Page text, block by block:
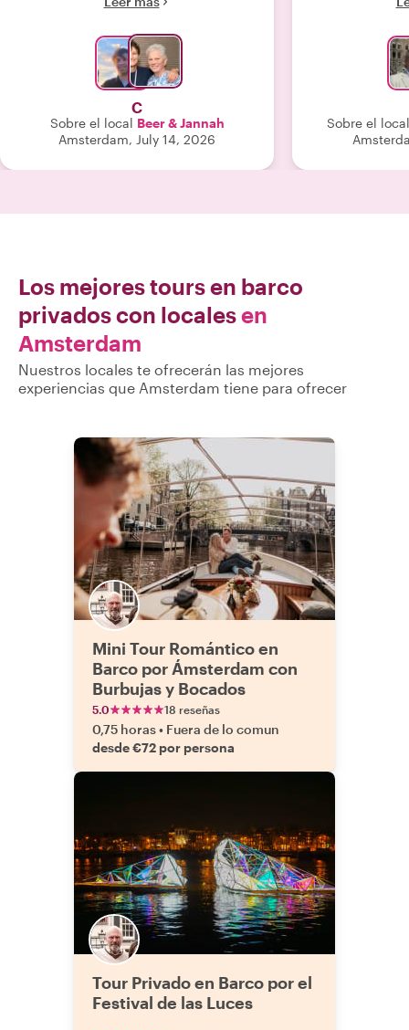
edificios históricos y puntos de
velada fue divertida y relajante. ¡Lo
recomiendo encarecidamente!"
C
Sobre el local Beer & Jannah
Amsterdam, July 14, 2026
encantó que
experiencia
que
Sobre el local
Los mejores tours en barco
privados con localesen
Amsterdam
Nuestros locales te ofrecerán las mejores
experiencias que Amsterdam tiene para ofrecer
Mini Tour Romántico en
Barco por Ámsterdam con
Burbujas y Bocados
5.0 18 reseñas
0,75 horas• Fuera de lo comun
desde €72 por persona
Tour Privado en Barco por el
Festival de las Luces